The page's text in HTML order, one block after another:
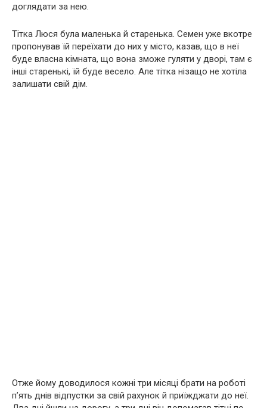
доглядати за нею.
Тітка Люся була маленька й старенька. Семен уже вкотре
пропонував їй переїхати до них у місто, казав, що в неї
буде власна кімната, що вона зможе гуляти у дворі, там є
інші старенькі, їй буде весело. Але тітка нізащо не хотіла
залишати свій дім.
Отже йому доводилося кожні три місяці брати на роботі
п’ять днів відпустки за свій рахунок й приїжджати до неї.